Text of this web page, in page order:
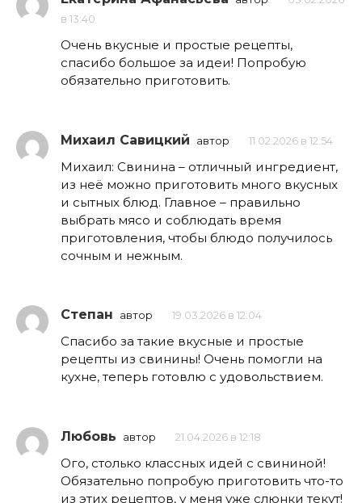
в 13:40
Очень вкусные и простые рецепты,
спасибо большое за идеи! Попробую
обязательно приготовить.
Михаил Савицкий автор 11.02.2026 в 12:54
Михаил: Свинина – отличный ингредиент,
из неё можно приготовить много вкусных
и сытных блюд. Главное – правильно
выбрать мясо и соблюдать время
приготовления, чтобы блюдо получилось
сочным и нежным.
Степан автор 19.03.2026 в 12:04
Спасибо за такие вкусные и простые
рецепты из свинины! Очень помогли на
кухне, теперь готовлю с удовольствием.
Любовь автор 21.04.2026 в 12:18
Ого, столько классных идей с свининой!
Обязательно попробую приготовить что-то
из этих рецептов, у меня уже слюнки текут!